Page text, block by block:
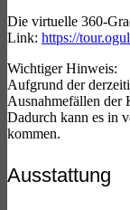
Die virtuelle 360-
Link: https://
Wichtiger Hinweis:
Aufgrund der
Ausnahmefällen der
Dadurch kann es in
kommen.
Ausstattung